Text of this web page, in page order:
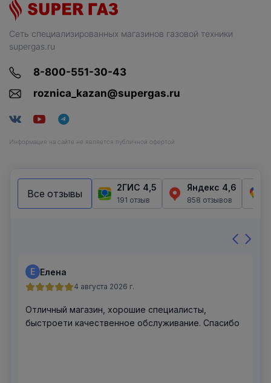
Сеть специализированных магазинов газовой техники
supergas.ru
8-800-551-30-43
roznica_kazan@supergas.ru
Информация на сайте не является публичной офертой